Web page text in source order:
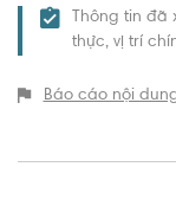
Thông tin đã
thực, vị trí
Báo cáo nội